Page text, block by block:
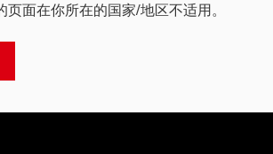
页面在你所在的国家/地区不适用。